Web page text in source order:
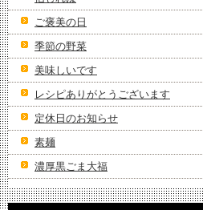
ご褒美の日
季節の野菜
美味しいです
レシピありがとうございます
定休日のお知らせ
素麺
濃厚黒ごま大福